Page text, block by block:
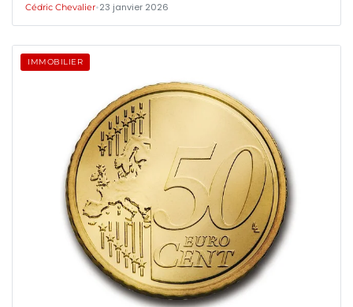
Cédric Chevalier•23 janvier 2026
IMMOBILIER